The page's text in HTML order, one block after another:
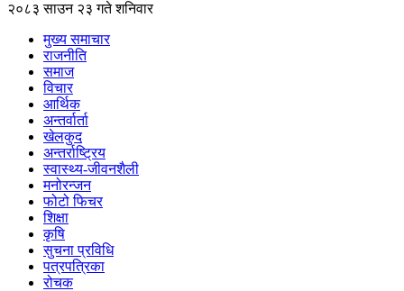
२०८३ साउन २३ गते शनिवार
मुख्य समाचार
राजनीति
समाज
विचार
आर्थिक
अन्तर्वार्ता
खेलकुद
अन्तर्राष्ट्रिय
स्वास्थ्य-जीवनशैली
मनोरन्जन
फोटो फिचर
शिक्षा
कृषि
सुचना प्रविधि
पत्रपत्रिका
रोचक